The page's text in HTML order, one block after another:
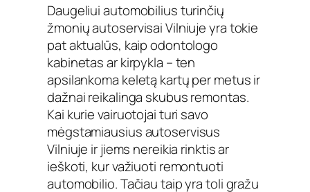
Daugeliui automobilius turinčių
žmonių autoservisai Vilniuje yra tokie
pat aktualūs, kaip odontologo
kabinetas ar kirpykla – ten
apsilankoma keletą kartų per metus ir
dažnai reikalinga skubus remontas.
Kai kurie vairuotojai turi savo
mėgstamiausius autoservisus
Vilniuje ir jiems nereikia rinktis ar
ieškoti, kur važiuoti remontuoti
automobilio. Tačiau taip yra toli gražu